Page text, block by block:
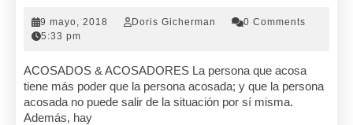
Parte
«ACOSO
ESCOLAR»
9 mayo, 2018 Doris Gicherman Doris0 Comments
5:33 pm
ACOSADOS & ACOSADORES La persona que acosa
tiene más poder que la persona acosada; y que la persona
acosada no puede salir de la situación por sí misma.
Además, hay